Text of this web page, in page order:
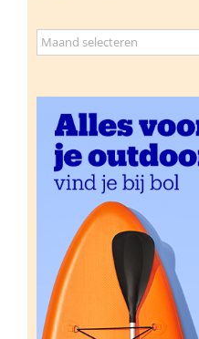
Archieven